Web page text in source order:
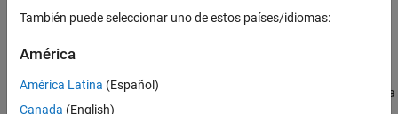
Descripción
Argumentos de entrada
Consejos
savefig(fig,filename,version)
con el nombre de archivo especificado. El archivo FIG se almacena
También puede seleccionar uno de estos países/idiomas:
América
América Latina (Español)
Canada (English)